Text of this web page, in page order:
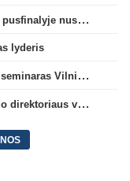
Persvaros neišsaugojusi „Gintra“ atrankos pusfinalyje nusileido Škotijos čempionėms
lyderis
Pradedantiesiems teisėjams – nemokamas seminaras Vilniuje šį penktadienį
K. Rudžionis tęs LFF salės futbolo techninio direktoriaus veiklą